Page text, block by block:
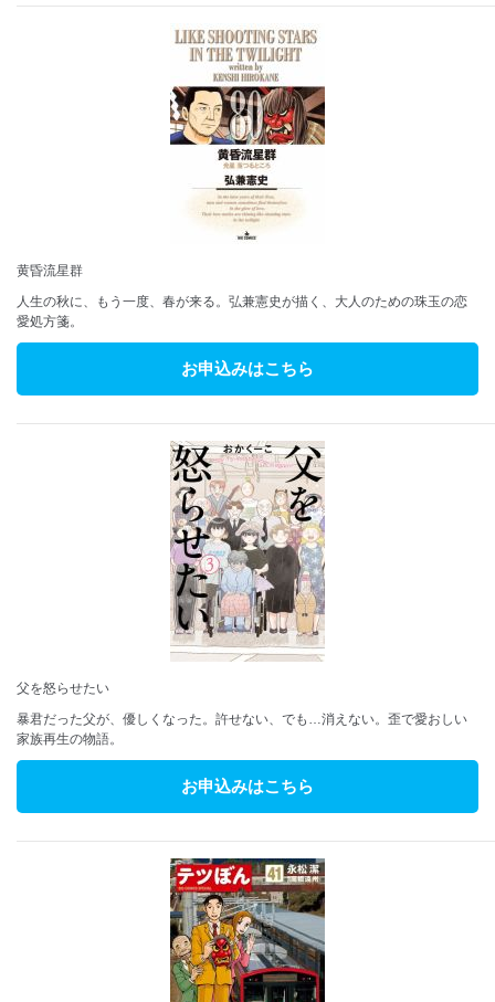
黄昏流星群
人生の秋に、もう一度、春が来る。弘兼憲史が描く、大人のための珠玉の恋
愛処方箋。
お申込みはこちら
父を怒らせたい
暴君だった父が、優しくなった。許せない、でも…消えない。歪で愛おしい
家族再生の物語。
お申込みはこちら